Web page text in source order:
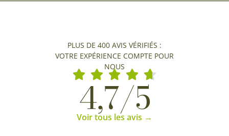
PLUS DE 400 AVIS VÉRIFIÉS :
VOTRE EXPÉRIENCE COMPTE POUR
NOUS
4,7/5
Voir tous les avis →